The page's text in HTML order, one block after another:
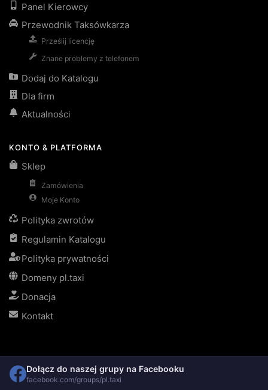
Panel Kierowcy
Przewodnik Taksówkarza
Prześlij licencję
Znane problemy z telefonem
Dodaj do Katalogu
Dla firm
Aktualności
KONTO & PLATFORMA
Sklep
Zamówienia
Moje Konto
Polityka zwrotów
Regulamin Katalogu
Polityka prywatności
Domeny pl.taxi
Donacja
Kontakt
Dołącz do naszej grupy na Facebooku
facebook.com/groups/pl.taxi